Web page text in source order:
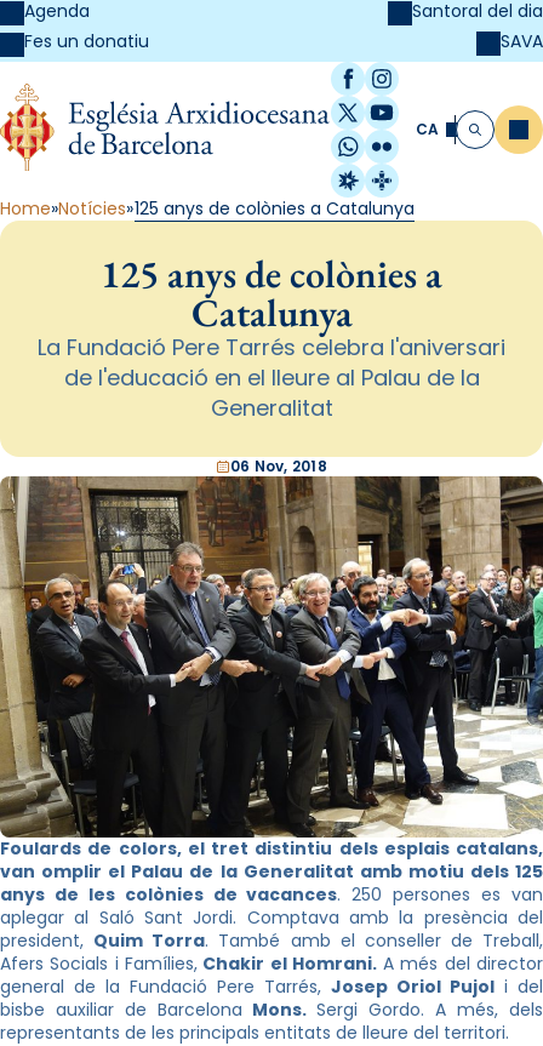
Agenda
Fes un donatiu
Santoral del dia
SAVA
Facebook
Instagram
X / Twitter
YouTube
WhatsApp
Flickr
Radio Estel
Catalunya
CA Cerca
Home Notícies 125 anys de colònies a Catalunya
125 anys de colònies a
Catalunya
La Fundació Pere Tarrés celebra l'aniversari
de l'educació en el lleure al Palau de la
Generalitat
06 Nov, 2018
Foulards de colors, el tret distintiu dels esplais catalans,
van omplir el Palau de la Generalitat amb motiu dels 125
anys de les colònies de vacances. 250 persones es van
aplegar al Saló Sant Jordi. Comptava amb la presència del
president, Quim Torra. També amb el conseller de Treball,
Afers Socials i Famílies,Chakir el Homrani.A més del director
general de la Fundació Pere Tarrés, Josep Oriol Pujol i del
bisbe auxiliar de Barcelona Mons.Sergi Gordo. A més, dels
representants de les principals entitats de lleure del territori.